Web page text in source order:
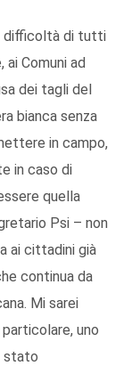
difficoltà di tutti
Comuni ad
dei tagli del
bianca senza
in campo,
in caso di
quella
Psi – non
ai cittadini già
continua da
Mi sarei
uno
stato